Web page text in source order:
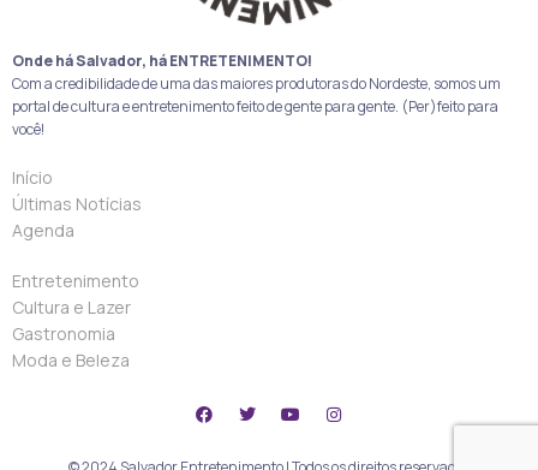
Onde há Salvador, há ENTRETENIMENTO!
Com a credibilidade de uma das maiores produtoras do Nordeste, somos um
portal de cultura e entretenimento feito de gente para gente. (Per)feito para
você!
Início
Últimas Notícias
Agenda
Entretenimento
Cultura e Lazer
Gastronomia
Moda e Beleza